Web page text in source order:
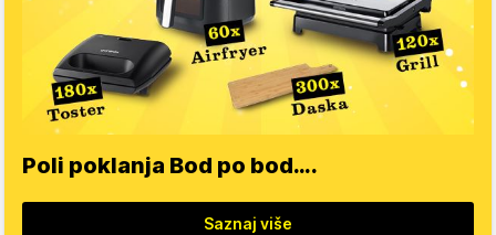
Poli poklanja Bod po bod….
Saznaj više